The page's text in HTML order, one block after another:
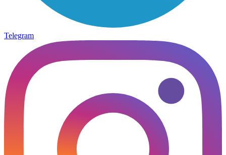
Telegram